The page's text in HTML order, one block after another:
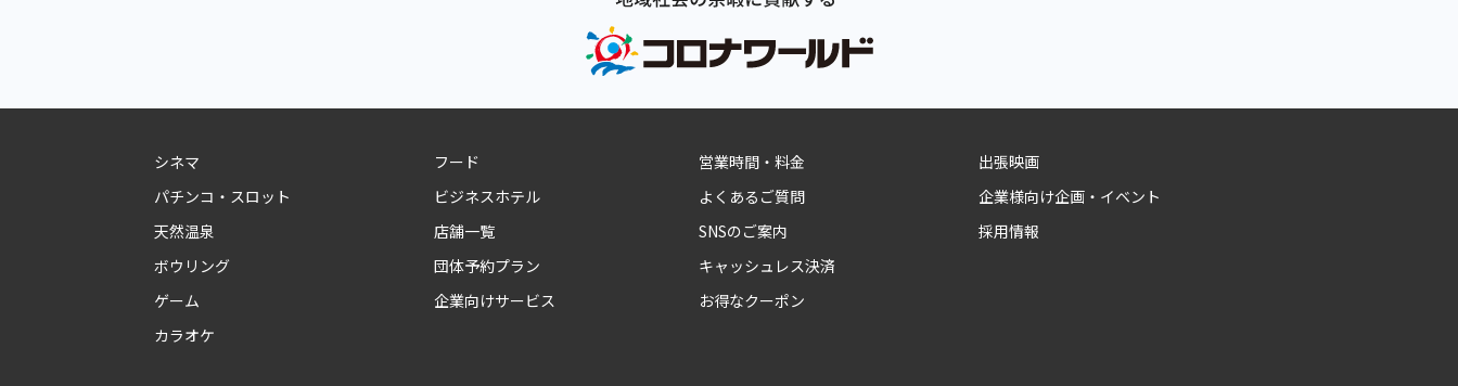
シネマ
パチンコ・スロット
天然温泉
ボウリング
ゲーム
カラオケ
フード
ビジネスホテル
店舗一覧
団体予約プラン
企業向けサービス
営業時間・料金
よくあるご質問
SNSのご案内
キャッシュレス決済
お得なクーポン
出張映画
企業様向け企画・イベント
採用情報